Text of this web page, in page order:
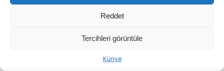
Reddet
Tercihleri görüntüle
Künye